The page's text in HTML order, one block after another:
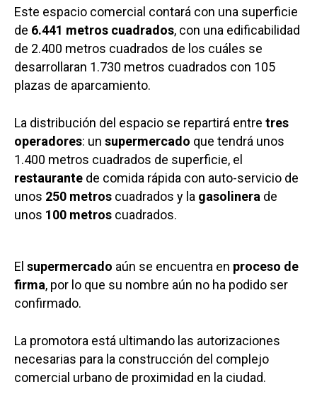
Este espacio comercial contará con una superficie
de 6.441 metros cuadrados, con una edificabilidad
de 2.400 metros cuadrados de los cuáles se
desarrollaran 1.730 metros cuadrados con 105
plazas de aparcamiento.
La distribución del espacio se repartirá entre tres
operadores: un supermercado que tendrá unos
1.400 metros cuadrados de superficie, el
restaurante de comida rápida con auto-servicio de
unos 250 metros cuadrados y la gasolinera de
unos 100 metros cuadrados.
El supermercado aún se encuentra en proceso de
firma, por lo que su nombre aún no ha podido ser
confirmado.
La promotora está ultimando las autorizaciones
necesarias para la construcción del complejo
comercial urbano de proximidad en la ciudad.